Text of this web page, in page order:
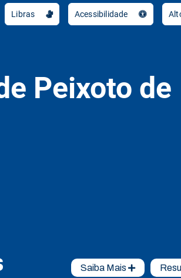
Libras Acessibilidade
Peixoto de
Saiba Mais